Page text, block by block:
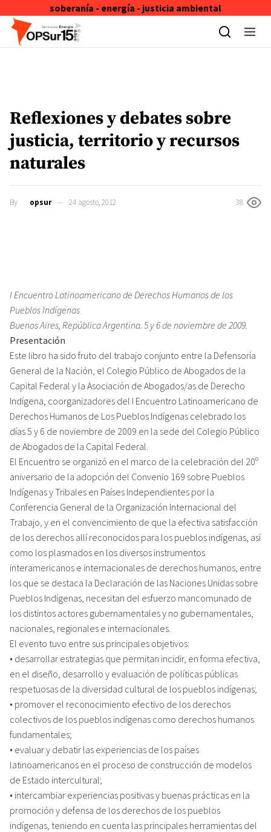
soberanía - energía - justicia ambiental
Skip to content
Reflexiones y debates sobre
justicia, territorio y recursos
naturales
By opsur 24 agosto, 2012 38
I Encuentro Latinoamericano de Derechos Humanos de los
Pueblos Indígenas
Buenos Aires, República Argentina. 5 y 6 de noviembre de 2009.
Presentación
Este libro ha sido fruto del trabajo conjunto entre la Defensoría
General de la Nación, el Colegio Público de Abogados de la
Capital Federal y la Asociación de Abogados/as de Derecho
Indígena, coorganizadores del I Encuentro Latinoamericano de
Derechos Humanos de Los Pueblos Indígenas celebrado los
días 5 y 6 de noviembre de 2009 en la sede del Colegio Público
de Abogados de la Capital Federal.
El Encuentro se organizó en el marco de la celebración del 20º
aniversario de la adopción del Convenio 169 sobre Pueblos
Indígenas y Tribales en Países Independientes por la
Conferencia General de la Organización Internacional del
Trabajo, y en el convencimiento de que la efectiva satisfacción
de los derechos allí reconocidos para los pueblos indígenas, así
como los plasmados en los diversos instrumentos
interamericanos e internacionales de derechos humanos, entre
los que se destaca la Declaración de las Naciones Unidas sobre
Pueblos Indígenas, necesitan del esfuerzo mancomunado de
los distintos actores gubernamentales y no gubernamentales,
nacionales, regionales e internacionales.
El evento tuvo entre sus principales objetivos:
• desarrollar estrategias que permitan incidir, en forma efectiva,
en el diseño, desarrollo y evaluación de políticas públicas
respetuosas de la diversidad cultural de los pueblos indígenas;
• promover el reconocimiento efectivo de los derechos
colectivos de los pueblos indígenas como derechos humanos
fundamentales;
• evaluar y debatir las experiencias de los países
latinoamericanos en el proceso de construcción de modelos
de Estado intercultural;
• intercambiar experiencias positivas y buenas prácticas en la
promoción y defensa de los derechos de los pueblos
indígenas, teniendo en cuenta las principales herramientas del